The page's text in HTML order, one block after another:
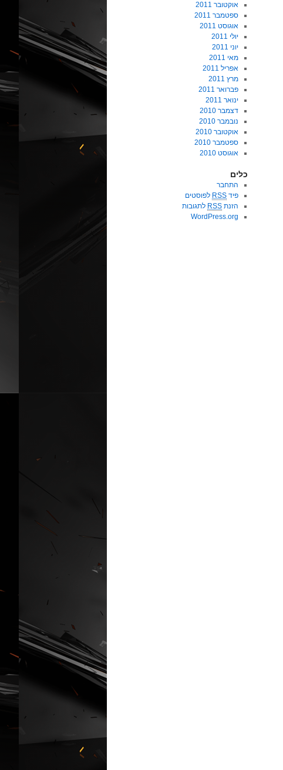
אוקטובר 2011
ספטמבר 2011
אוגוסט 2011
יולי 2011
יוני 2011
מאי 2011
אפריל 2011
מרץ 2011
פברואר 2011
ינואר 2011
דצמבר 2010
נובמבר 2010
אוקטובר 2010
ספטמבר 2010
אוגוסט 2010
כלים
התחבר
פיד RSS לפוסטים
הזנת RSS לתגובות
WordPress.org